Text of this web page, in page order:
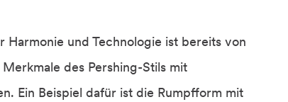
und Technologie ist bereits von
des Pershing-Stils mit
Ein Beispiel dafür ist die Rumpfform mit